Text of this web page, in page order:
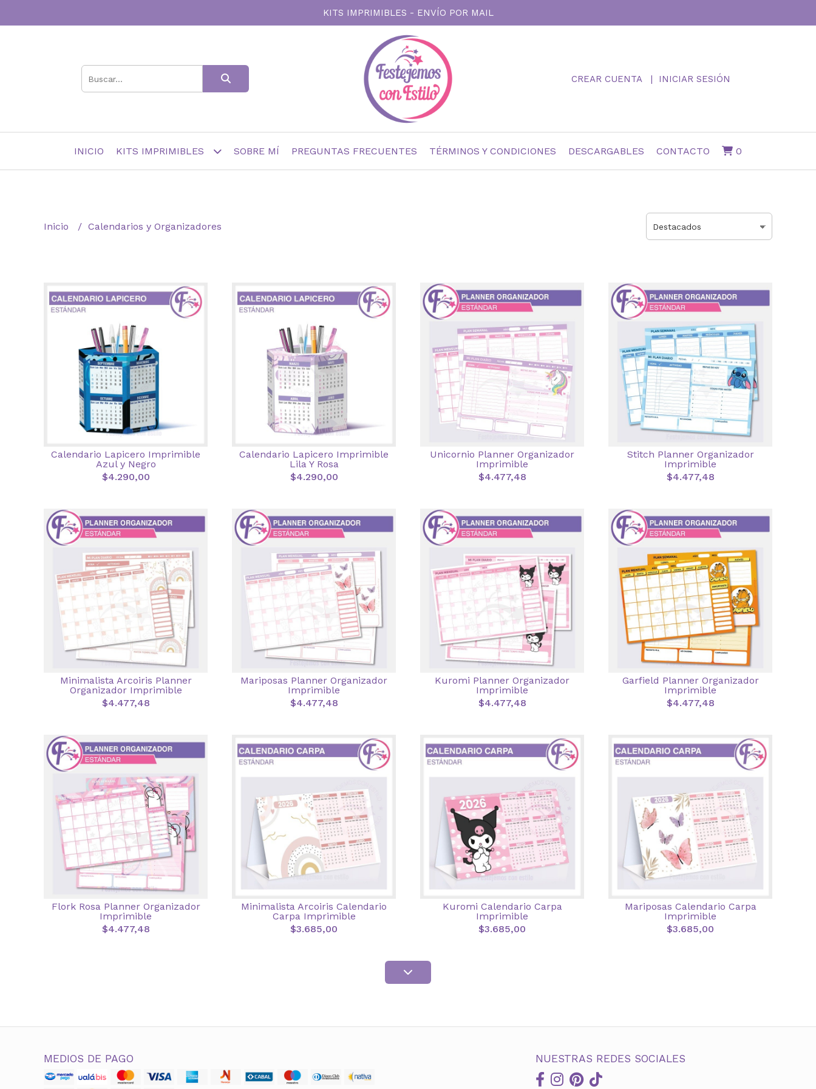
KITS IMPRIMIBLES - ENVÍO POR MAIL
CREAR CUENTA INICIAR SESIÓN
INICIO KITS IMPRIMIBLES SOBRE MÍ PREGUNTAS FRECUENTES TÉRMINOS Y CONDICIONES DESCARGABLES CONTACTO 0
Inicio Calendarios y Organizadores
Calendario Lapicero Imprimible
Azul y Negro
$4.290,00
Calendario Lapicero Imprimible
Lila Y Rosa
$4.290,00
Unicornio Planner Organizador
Imprimible
$4.477,48
Stitch Planner Organizador
Imprimible
$4.477,48
Minimalista Arcoiris Planner
Organizador Imprimible
$4.477,48
Mariposas Planner Organizador
Imprimible
$4.477,48
Kuromi Planner Organizador
Imprimible
$4.477,48
Garfield Planner Organizador
Imprimible
$4.477,48
Flork Rosa Planner Organizador
Imprimible
$4.477,48
Minimalista Arcoiris Calendario
Carpa Imprimible
$3.685,00
Kuromi Calendario Carpa
Imprimible
$3.685,00
Mariposas Calendario Carpa
Imprimible
$3.685,00
MEDIOS DE PAGO NUESTRAS REDES SOCIALES